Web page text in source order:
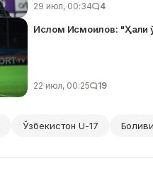
29 июл, 00:34 4
Ислом Исмоилов: "Ҳали
22 июл, 00:25 19
Ўзбекистон U-17